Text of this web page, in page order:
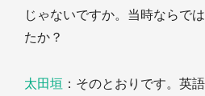
じゃないですか。当時ならで
たか？
太田垣 ：そのとおりです。英